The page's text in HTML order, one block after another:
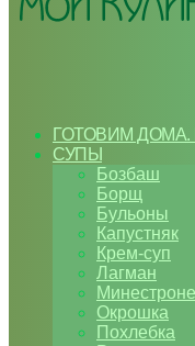
ГОТОВИМ
СУПЫ
Бозбаш
Борщ
Бульоны
Капустняк
Крем-суп
Лагман
Минестроне
Окрошка
Похлебка